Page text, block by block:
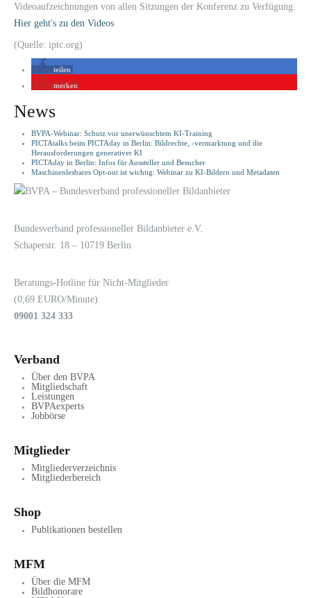
Videoaufzeichnungen von allen Sitzungen der Konferenz zu Verfügung.
Hier geht's zu den Videos
(Quelle: iptc.org)
teilen
merken
News
BVPA-Webinar: Schutz vor unerwünschtem KI-Training
PICTAtalks beim PICTAday in Berlin: Bildrechte, -vermarktung und die
Herausforderungen generativer KI
PICTAday in Berlin: Infos für Aussteller und Besucher
Maschinenlesbares Opt-out ist wichtig: Webinar zu KI-Bildern und Metadaten
Bundesverband professioneller Bildanbieter e.V.
Schaperstr. 18 – 10719 Berlin
Beratungs-Hotline für Nicht-Mitglieder
(0,69 EURO/Minute)
09001 324 333
Verband
Über den BVPA
Mitgliedschaft
Leistungen
BVPAexperts
Jobbörse
Mitglieder
Mitgliederverzeichnis
Mitgliederbereich
Shop
Publikationen bestellen
MFM
Über die MFM
Bildhonorare